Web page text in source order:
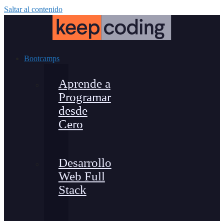
Saltar al contenido
Bootcamps
Aprende a
Programar
desde
Cero
Desarrollo
Web Full
Stack